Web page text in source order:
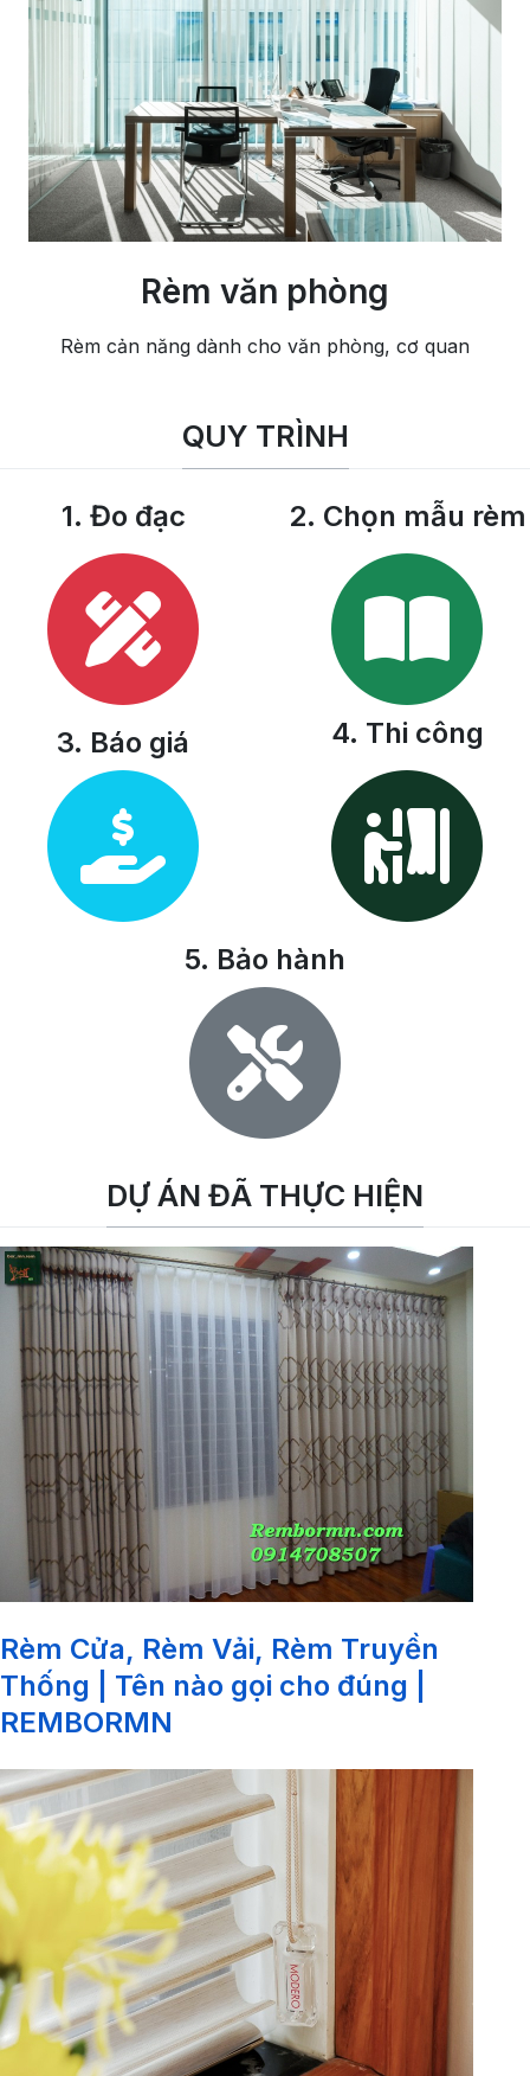
Rèm văn phòng
Rèm cản năng dành cho văn phòng, cơ quan
QUY TRÌNH
1. Đo đạc 2. Chọn mẫu rèm
3. Báo giá 4. Thi công
5. Bảo hành
DỰ ÁN ĐÃ THỰC HIỆN
Rèm Cửa, Rèm Vải, Rèm Truyền
Thống | Tên nào gọi cho đúng |
REMBORMN